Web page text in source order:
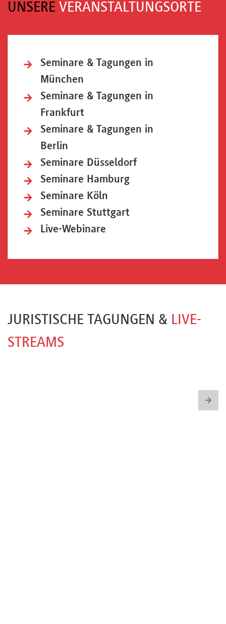
UNSERE VERANSTALTUNGSORTE
Seminare & Tagungen in
München
Seminare & Tagungen in
Frankfurt
Seminare & Tagungen in
Berlin
Seminare Düsseldorf
Seminare Hamburg
Seminare Köln
Seminare Stuttgart
Live-Webinare
JURISTISCHE TAGUNGEN & LIVE-
STREAMS